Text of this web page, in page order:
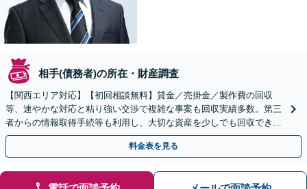
相手(債務者)の所在・財産調査
【関西エリア対応】【初回相談無料】貸金／売掛金／製作費の回収
等、速やかな対応と粘り強い交渉で複雑な事案も回収実績多数。第三
者からの情報取得手続等も利用し、大切な資産を少しでも回収できる
よう尽力します【フリーランス・個人事業主のご相談も対応】
料金表を見る